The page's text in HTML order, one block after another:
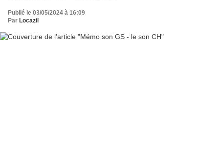
Publié le 03/05/2024 à 16:09
Par Locazil